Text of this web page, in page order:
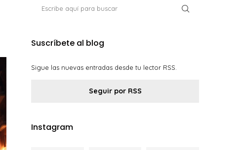
Suscríbete al blog
Sigue las nuevas entradas desde tu lector RSS.
Seguir por RSS
Instagram